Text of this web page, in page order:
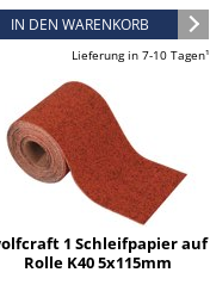
IN DEN WARENKORB
Lieferung in 7-10 Tagen¹
1 Schleifpapier auf
Rolle K40 5x115mm